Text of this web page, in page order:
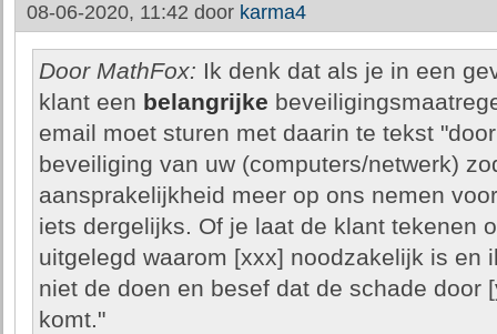
08-06-2020, 11:42 door karma4
Door MathFox: Ik denk dat als je in een
klant een belangrijke
email moet sturen met daarin te tekst
beveiliging van uw (computers/netwerk)
aansprakelijkheid meer op ons nemen
iets dergelijks. Of je laat de klant tekenen
uitgelegd waarom [xxx] noodzakelijk is en
niet de doen en besef dat de schade door
komt."